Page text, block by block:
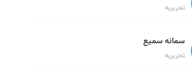
تحریریه
سمانه سمیع
تحریریه